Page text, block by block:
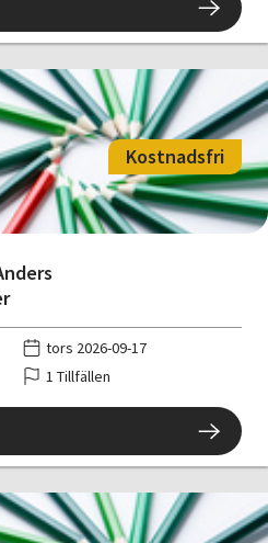
Kostnadsfri
tors 2026-09-17
1 Tillfällen